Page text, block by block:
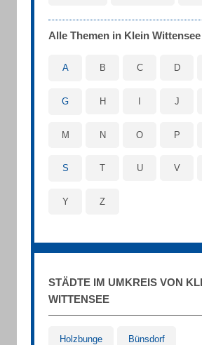
Alle Themen in Klein
A B C D
G H J
M N O P
S T U V
Y Z
STÄDTE IM UMKREIS VON
WITTENSEE
Holzbunge Bünsdorf